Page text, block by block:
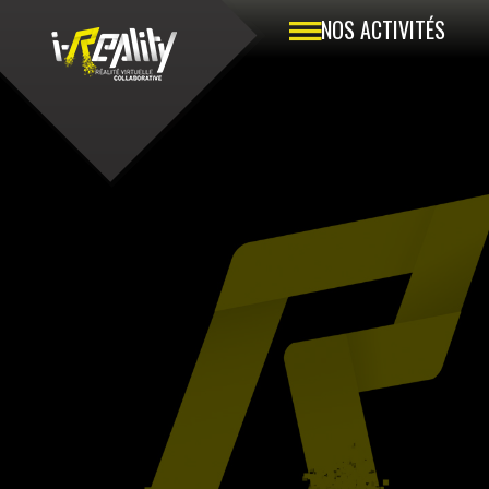
NOS ACTIVITÉS